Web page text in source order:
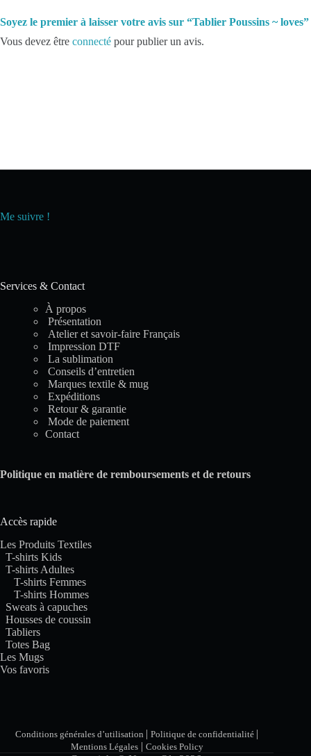
Soyez le premier à laisser votre avis sur “Tablier Poussins ~ loves”
Vous devez être connecté pour publier un avis.
Me suivre !
Services & Contact
À propos
Présentation
Atelier et savoir-faire Français
Impression DTF
La sublimation
Conseils d’entretien
Marques textile & mug
Expéditions
Retour & garantie
Mode de paiement
Contact
Politique en matière de remboursements et de retours
Accès rapide
Les Produits Textiles
T-shirts Kids
T-shirts Adultes
T-shirts Femmes
T-shirts Hommes
Sweats à capuches
Housses de coussin
Tabliers
Totes Bag
Les Mugs
Vos favoris
Conditions générales d’utilisation |Politique de confidentialité |
Mentions Légales| Cookies Policy